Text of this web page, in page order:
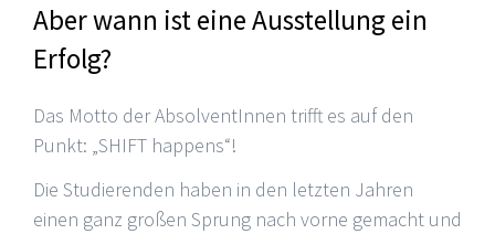
Aber wann ist eine Ausstellung ein
Erfolg?
Das Motto der AbsolventInnen trifft es auf den
Punkt: „SHIFT happens“!
Die Studierenden haben in den letzten Jahren
einen ganz großen Sprung nach vorne gemacht und